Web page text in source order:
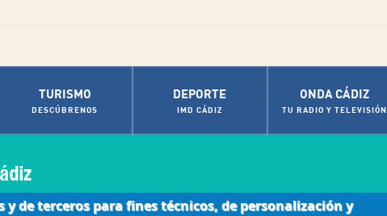
TURISMO
DESCÚBRENOS
DEPORTE
IMD CÁDIZ
ONDA CÁDIZ
TU RADIO Y TELEVISIÓN
de terceros para fines técnicos, de personalización y